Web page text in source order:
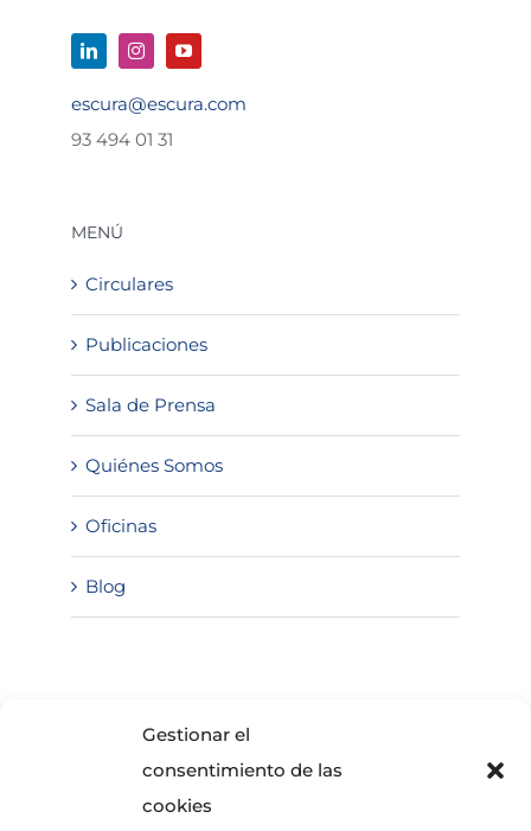
Gestionar el
consentimiento de las
cookies
escura@escura.com
93 494 01 31
MENÚ
Circulares
Publicaciones
Sala de Prensa
Quiénes Somos
Oficinas
Blog